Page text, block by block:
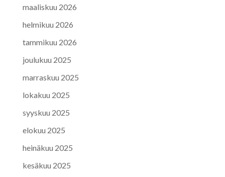
maaliskuu 2026
helmikuu 2026
tammikuu 2026
joulukuu 2025
marraskuu 2025
lokakuu 2025
syyskuu 2025
elokuu 2025
heinäkuu 2025
kesäkuu 2025